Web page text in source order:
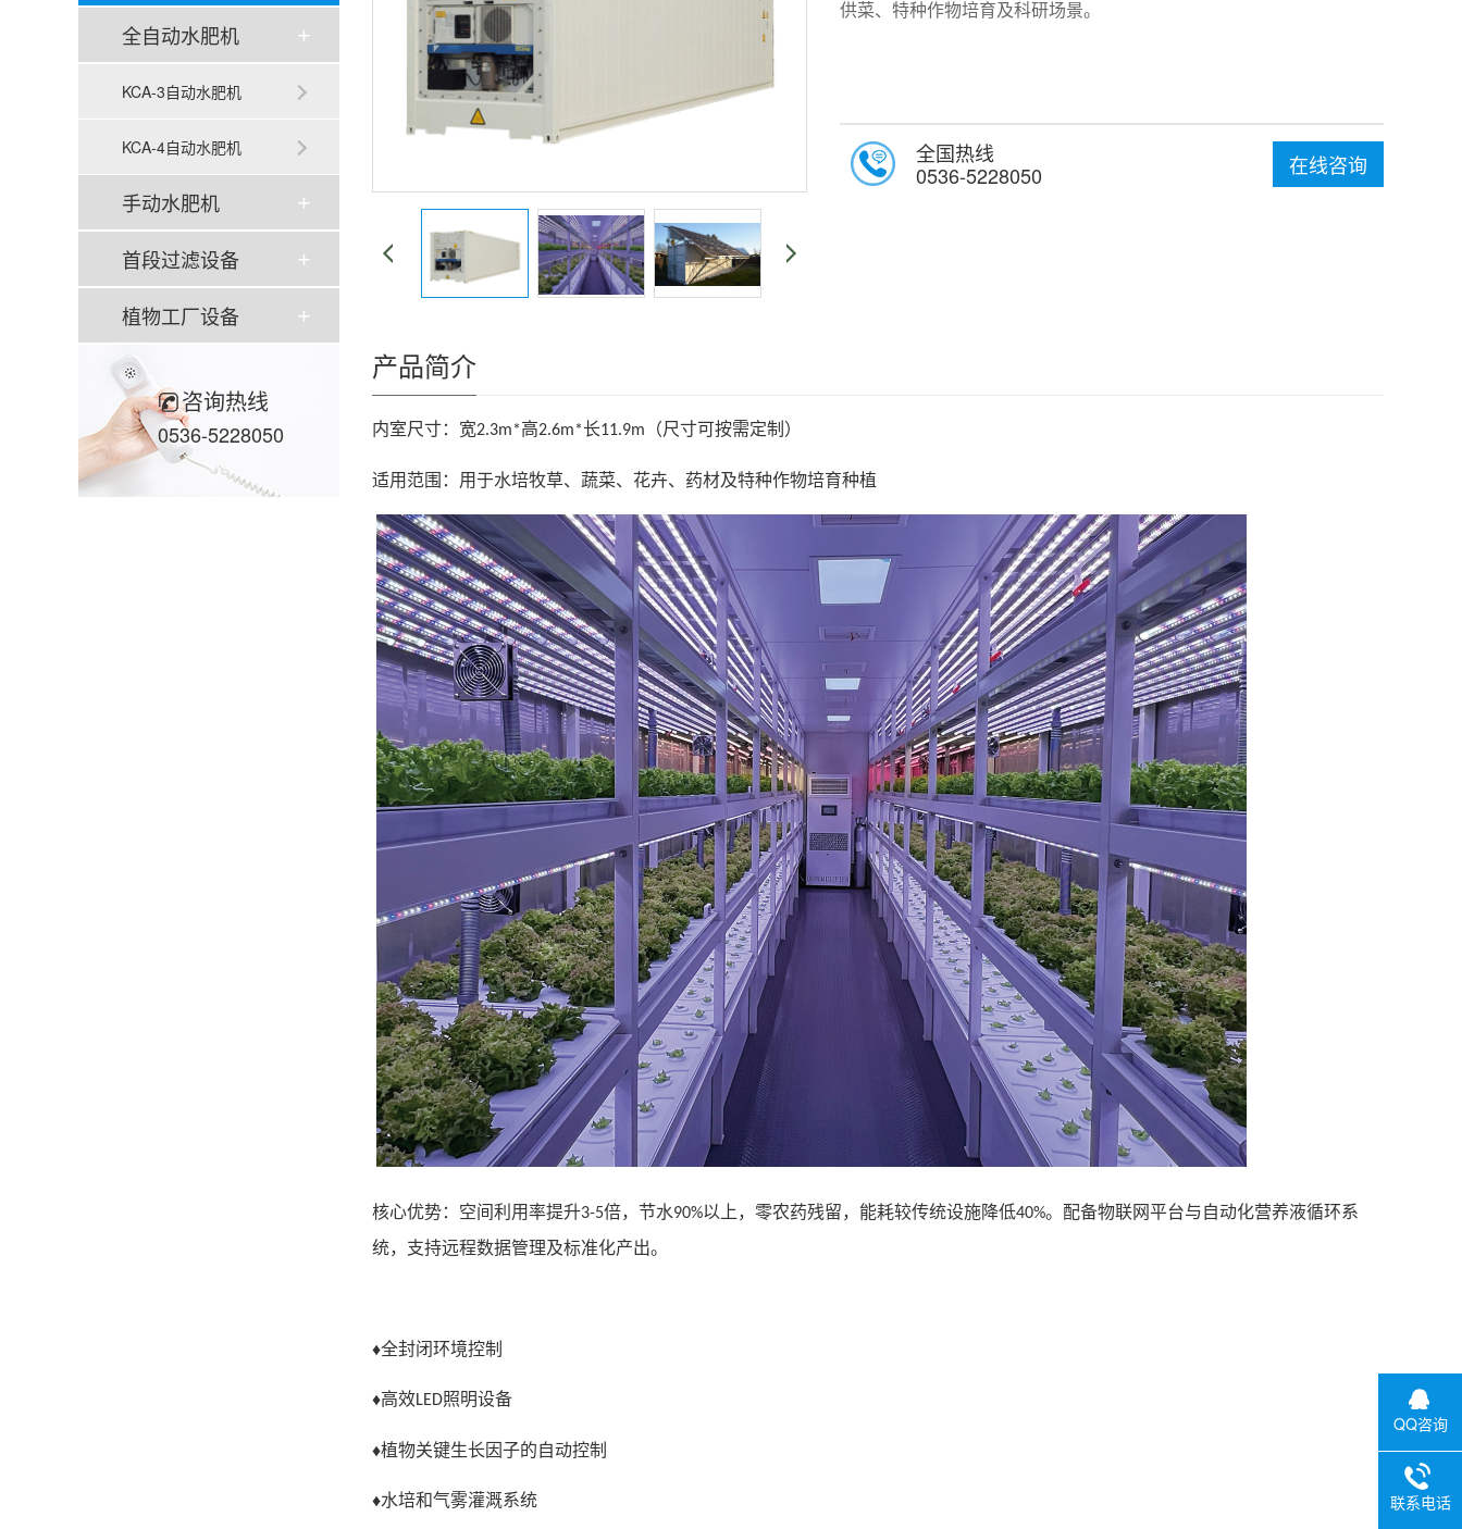
全自动水肥机
KCA-3自动水肥机
KCA-4自动水肥机
手动水肥机
首段过滤设备
植物工厂设备
咨询热线
0536-5228050
供菜、特种作物培育及科研场景。
在线咨询
全国热线
0536-5228050
产品简介
内室尺寸：宽2.3m*高2.6m*长11.9m （尺寸可按需定制）
适用范围：用于水培牧草、蔬菜、花卉、药材及特种作物培育种植
核心优势： 空间利用率提升3-5倍，节水90%以上，零农药残留， 能耗较传统设施降低40%。配备物联网平台与自动化营养液循环系
统，支持远程数据管理及标准化产出。
♦全封闭环境控制
♦高效LED照明设备
♦植物关键生长因子的自动控制
♦水培和气雾灌溉系统
QQ咨询
联系电话